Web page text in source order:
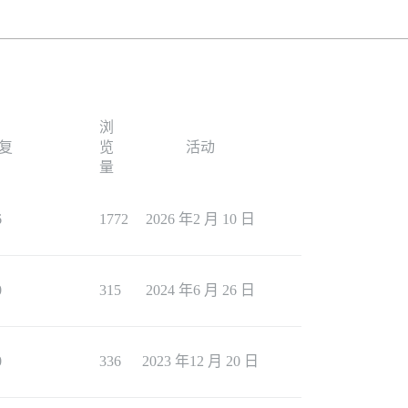
浏
览
量
活动
1772 2026 年2 月 10 日
315 2024 年6 月 26 日
336 2023 年12 月 20 日